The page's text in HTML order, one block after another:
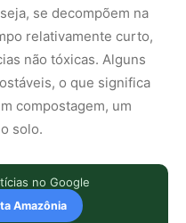
se decompõem na
relativamente curto,
não tóxicas. Alguns
o que significa
compostagem, um
solo.
no Google
Amazônia